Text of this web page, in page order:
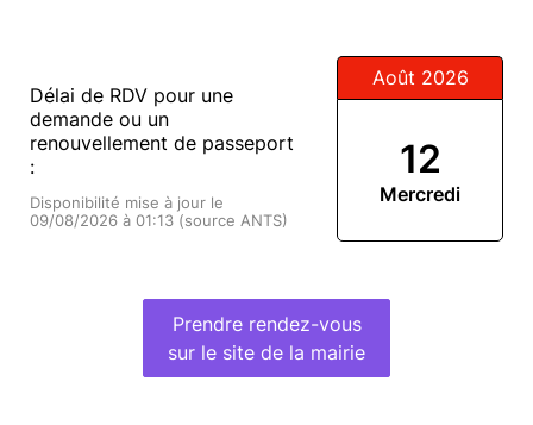
Délai de RDV pour une
demande ou un
renouvellement de passeport
:
Disponibilité mise à jour le
09/08/2026 à 01:13 (source ANTS)
Août 2026
12
Mercredi
Prendre rendez-vous
sur le site de la mairie